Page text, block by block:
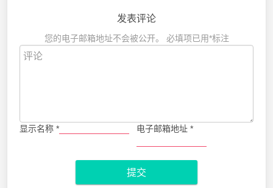
发表评论
您的电子邮箱地址不会被公开。 必填项已用*标注
显示名称 * 电子邮箱地址 *
提交